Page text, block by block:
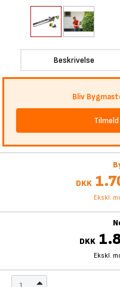
Beskrivelse
Bliv
DKK
Ekskl.
DKK
Ekskl.